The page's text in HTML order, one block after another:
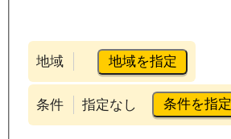
地域 地域を指定
条件 指定なし 条件を指定